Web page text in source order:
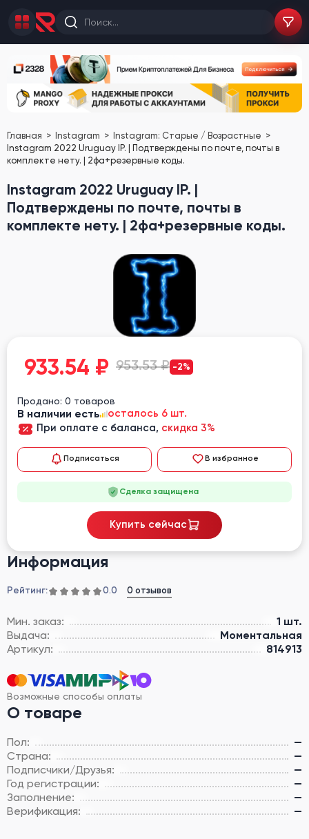
Главная Instagram
Instagram: Старые / Возрастные
Instagram 2022 Uruguay IP. | Подтверждены по почте, почты в
комплекте нету. | 2фа+резервные коды.
Instagram 2022 Uruguay IP. |
Подтверждены по почте, почты в
комплекте нету. | 2фа+резервные коды.
Информация
Рейтинг: 0.0 0 отзывов
Мин. заказ:
1 шт.
Выдача:
Моментальная
Артикул:
814913
Возможные способы оплаты
О товаре
Пол:
—
Страна:
—
Подписчики/Друзья:
—
Год регистрации:
—
Заполнение:
—
Верификация:
—
933.54 ₽ 953.53 ₽ -2%
Продано: 0 товаров
В наличии есть
осталось 6 шт.
При оплате с баланса, скидка 3%
Подписаться В избранное
Сделка защищена
Купить сейчас